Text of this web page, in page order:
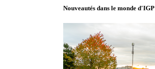
Nouveautés dans le monde d'IGP